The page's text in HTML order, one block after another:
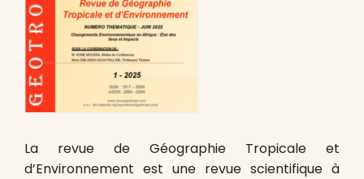
La revue de Géographie Tropicale et
d’Environnement est une revue scientifique à